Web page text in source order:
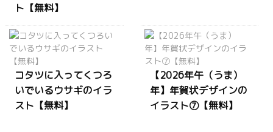
ト【無料】
コタツに入ってくつろ
いでいるウサギのイラ
スト【無料】
【2026年午（うま）
年】年賀状デザインの
イラスト⑦【無料】